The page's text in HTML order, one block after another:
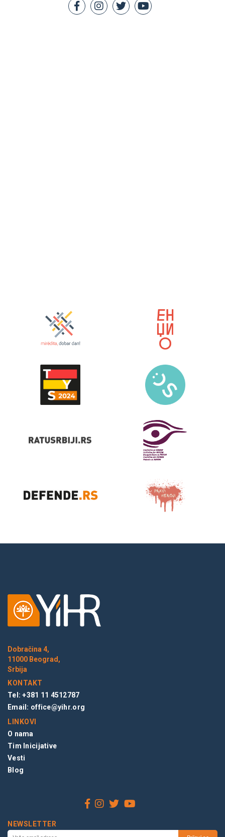
Dobračina 4,
11000 Beograd,
Srbija
KONTAKT
Tel: +381 11 4512787
Email: office@yihr.org
LINKOVI
O nama
Tim Inicijative
Vesti
Blog
NEWSLETTER